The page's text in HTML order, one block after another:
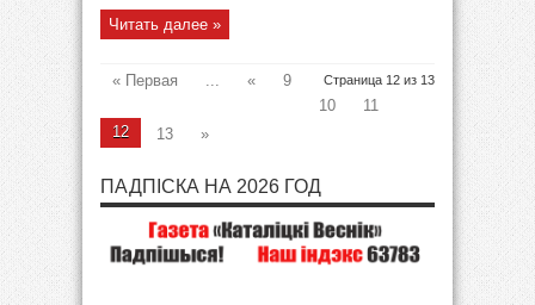
Читать далее »
Страница 12 из 13
« Первая ... «
9
10
11
12
13 »
ПАДПІСКА НА 2026 ГОД